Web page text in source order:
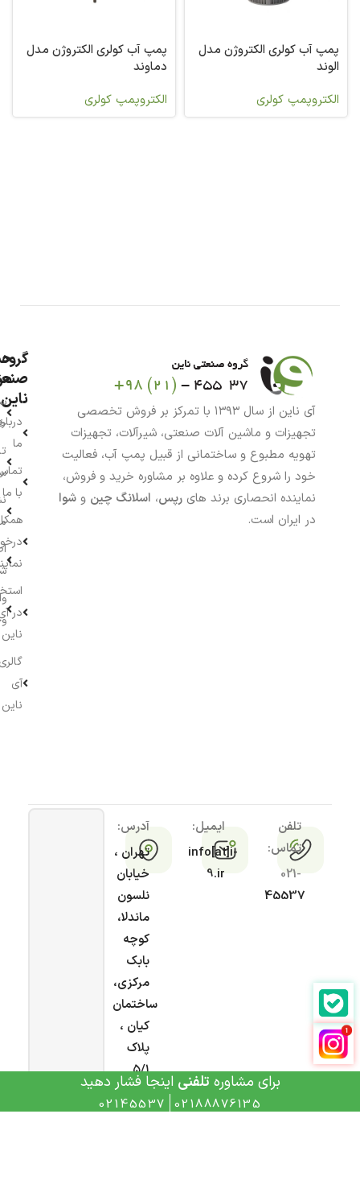
پمپ آب کولری الکتروژن مدل
الوند
الکتروپمپ کولری
پمپ آب کولری الکتروژن مدل
دماوند
الکتروپمپ کولری
آی ناین از سال ۱۳۹۳ با تمرکز بر فروش تخصصی
تجهیزات و ماشین آلات صنعتی، شیرآلات، تجهیزات
تهویه مطبوع و ساختمانی از قبیل پمپ آب، فعالیت
خود را شروع کرده و علاوه بر مشاوره خرید و فروش،
نماینده انحصاری برند های رپس، اسلانگ چین و شوا
در ایران است.
گروه
ناین
ما
با ما
در
ناین
آی
ناین
تلفن
تماس:
021-
45537
ایمیل:
info[at]i-
9.ir
آدرس:
تهران ،
خیابان
نلسون
ماندلا،
کوچه
بابک
مرکزی،
ساختمان
کیان ،
پلاک
۵/۱
تمامی حقوق این سایت محفوظ و متعلق بهآی ناینمی
برای مشاوره تلفنی اینجا فشار دهید
02145537 02188876135